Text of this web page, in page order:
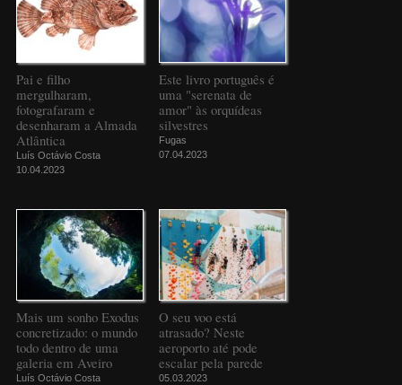
Pai e filho
mergulharam,
fotografaram e
desenharam a Almada
Atlântica
Luís Octávio Costa
10.04.2023
Este livro português é
uma "serenata de
amor" às orquídeas
silvestres
Fugas
07.04.2023
Mais um sonho Exodus
concretizado: o mundo
todo dentro de uma
galeria em Aveiro
Luís Octávio Costa
O seu voo está
atrasado? Neste
aeroporto até pode
escalar pela parede
05.03.2023